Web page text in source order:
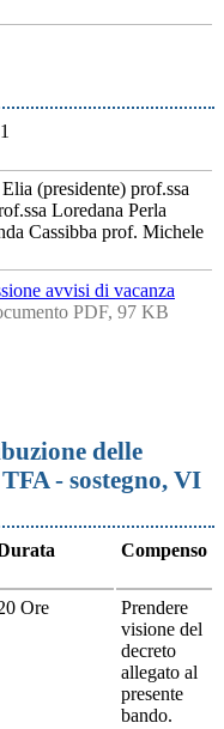
(presidente) prof.ssa
Loredana Perla
Cassibba prof. Michele
avvisi di vacanza
PDF, 97 KB
delle
- sostegno, VI
Compenso
Ore
Prendere
visione del
decreto
allegato al
presente
bando.